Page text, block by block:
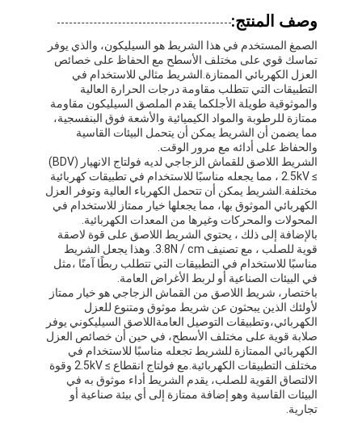
وصف المنتج:
الصمغ المستخدم في هذا الشريط هو السيليكون، والذي يوفر
تماسك قوي على مختلف الأسطح مع الحفاظ على خصائص
العزل الكهربائي الممتازة.الشريط مثالي للاستخدام في
التطبيقات التي تتطلب مقاومة درجات الحرارة العالية
والموثوقية طويلة الأجلكما يقدم الملصق السيليكون مقاومة
ممتازة للرطوبة والمواد الكيميائية والأشعة فوق البنفسجية،
مما يضمن أن الشريط يمكن أن يتحمل البيئات القاسية
والحفاظ على أدائه مع مرور الوقت.
الشريط اللاصق للقماش الزجاجي لديه فولتاج الانهيار (BDV)
≥ 2.5kV ، مما يجعله مناسبًا للاستخدام في تطبيقات كهربائية
مختلفة.الشريط يمكن أن تتحمل الكهرباء العالية وتوفر العزل
الكهربائي الموثوق بها، مما يجعلها خيار ممتاز للاستخدام في
المحولات والمحركات وغيرها من المعدات الكهربائية.
بالإضافة إلى ذلك ، يحتوي الشريط اللاصق على قوة لاصقة
قوية للصلب ، مع تصنيف 3.8N / cm. وهذا يجعل الشريط
مناسبًا للاستخدام في التطبيقات التي تتطلب ربطًا آمنًا ،مثل
في البيئات الصناعية أو لربط الأغراض العامة.
باختصار، شريط اللاصق من القماش الزجاجي هو خيار ممتاز
لأولئك الذين يبحثون عن شريط موثوق ومتنوع للعزل
الكهربائي،وتطبيقات التوصيل العامةاللاصق السيليكوني يوفر
صلابة قوية على مختلف الأسطح، في حين أن خصائص العزل
الكهربائي الممتازة للشريط تجعله مناسبًا للاستخدام في
مختلف التطبيقات الكهربائية.مع فولتاج انقطاع ≥ 2.5kV وقوة
الالتصاق القوية للصلب، يقدم الشريط أداء موثوق به في
البيئات القاسية وهو إضافة ممتازة إلى أي بيئة صناعية أو
تجارية.